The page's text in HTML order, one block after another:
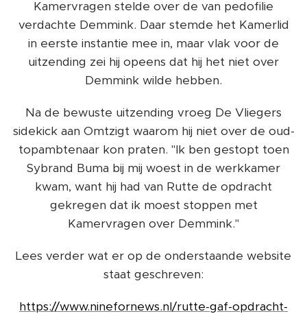
Kamervragen stelde over de van pedofilie
verdachte Demmink. Daar stemde het Kamerlid
in eerste instantie mee in, maar vlak voor de
uitzending zei hij opeens dat hij het niet over
Demmink wilde hebben.
Na de bewuste uitzending vroeg De Vliegers
sidekick aan Omtzigt waarom hij niet over de oud-
topambtenaar kon praten. "Ik ben gestopt toen
Sybrand Buma bij mij woest in de werkkamer
kwam, want hij had van Rutte de opdracht
gekregen dat ik moest stoppen met
Kamervragen over Demmink."
Lees verder wat er op de onderstaande website
staat geschreven:
https://www.ninefornews.nl/rutte-gaf-opdracht-